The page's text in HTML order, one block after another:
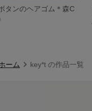
タンのヘアゴム＊森C
ーム key*t の作品一覧